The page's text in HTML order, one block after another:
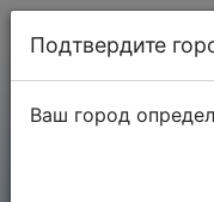
Подтвердите
Ваш город